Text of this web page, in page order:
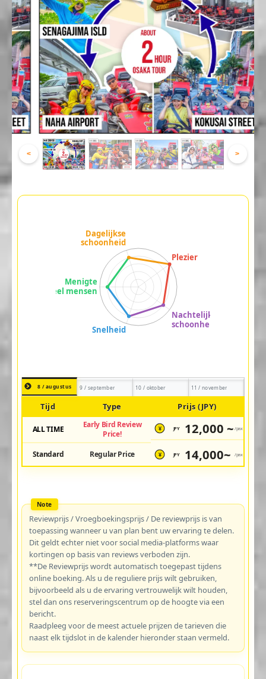
< >
8 / augustus 9 / september 10 / oktober 11 / november
Tijd Type Prijs (JPY)
ALL TIME
Early Bird Review
Price!
¥ JPY 12,000 ~ /pax
Standard Regular Price ¥ JPY 14,000~ /pax
Reviewprijs / Vroegboekingsprijs / De reviewprijs is van
toepassing wanneer u van plan bent uw ervaring te delen.
Dit geldt echter niet voor social media-platforms waar
kortingen op basis van reviews verboden zijn.
**De Reviewprijs wordt automatisch toegepast tijdens
online boeking. Als u de reguliere prijs wilt gebruiken,
bijvoorbeeld als u de ervaring vertrouwelijk wilt houden,
stel dan ons reserveringscentrum op de hoogte via een
bericht.
Raadpleeg voor de meest actuele prijzen de tarieven die
naast elk tijdslot in de kalender hieronder staan vermeld.